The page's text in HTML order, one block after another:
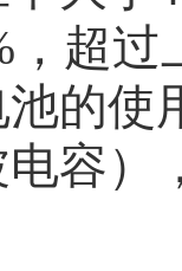
，超
的使
容）